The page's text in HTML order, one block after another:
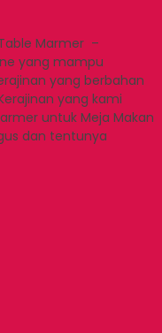
Marmer –
yang mampu
yang berbahan
yang kami
untuk Meja Makan
dan tentunya